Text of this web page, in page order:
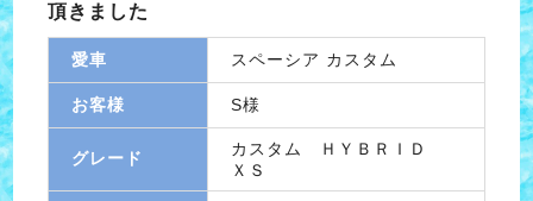
頂きました
愛車 スペーシア カスタム
お客様 S様
グレード
カスタム ＨＹＢＲＩＤ
ＸＳ